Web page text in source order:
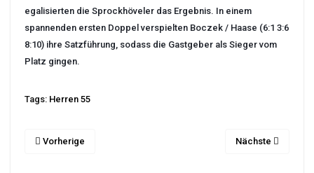
egalisierten die Sprockhöveler das Ergebnis. In einem
spannenden ersten Doppel verspielten Boczek / Haase (6:1 3:6
8:10) ihre Satzführung, sodass die Gastgeber als Sieger vom
Platz gingen.
Tags: Herren 55
Vorherige Nächste